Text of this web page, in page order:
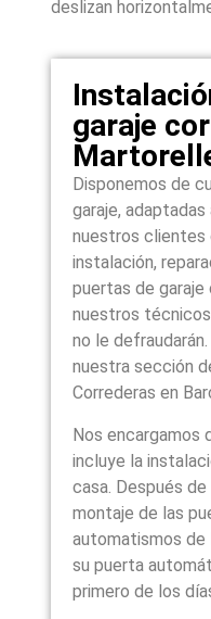
deslizan
garaje
Disponemos de
garaje,
nuestros clientes
instalación,
puertas de garaje
nuestros
no le
nuestra sección
Correderas en
Nos encargamos
incluye la
casa. Después
montaje de las
automatismos de
su puerta
primero de los